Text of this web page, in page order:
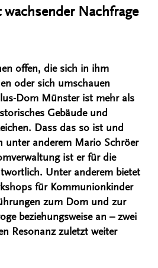
Nachfrage
offen, die sich in ihm
oder sich umschauen
Dom Münster ist mehr als
Gebäude und
Dass das so ist und
unter anderem Mario Schröer
ist er für die
Unter anderem bietet
für Kommunionkinder
zum Dom und zur
beziehungsweise an – zwei
Resonanz zuletzt weiter